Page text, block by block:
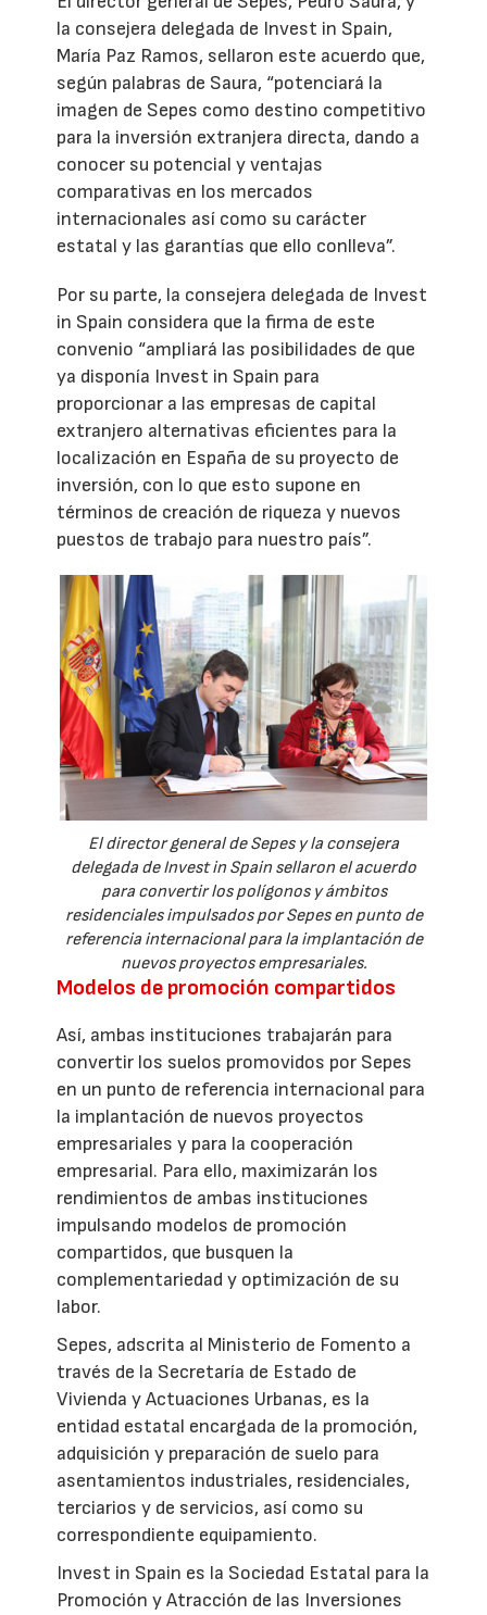
la consejera delegada de Invest in Spain,
María Paz Ramos, sellaron este acuerdo que,
según palabras de Saura, “potenciará la
imagen de Sepes como destino competitivo
para la inversión extranjera directa, dando a
conocer su potencial y ventajas
comparativas en los mercados
internacionales así como su carácter
estatal y las garantías que ello conlleva”.
Por su parte, la consejera delegada de Invest
in Spain considera que la firma de este
convenio “ampliará las posibilidades de que
ya disponía Invest in Spain para
proporcionar a las empresas de capital
extranjero alternativas eficientes para la
localización en España de su proyecto de
inversión, con lo que esto supone en
términos de creación de riqueza y nuevos
puestos de trabajo para nuestro país”.
El director general de Sepes y la consejera
delegada de Invest in Spain sellaron el acuerdo
para convertir los polígonos y ámbitos
residenciales impulsados por Sepes en punto de
referencia internacional para la implantación de
nuevos proyectos empresariales.
Modelos de promoción compartidos
Así, ambas instituciones trabajarán para
convertir los suelos promovidos por Sepes
en un punto de referencia internacional para
la implantación de nuevos proyectos
empresariales y para la cooperación
empresarial. Para ello, maximizarán los
rendimientos de ambas instituciones
impulsando modelos de promoción
compartidos, que busquen la
complementariedad y optimización de su
labor.
Sepes, adscrita al Ministerio de Fomento a
través de la Secretaría de Estado de
Vivienda y Actuaciones Urbanas, es la
entidad estatal encargada de la promoción,
adquisición y preparación de suelo para
asentamientos industriales, residenciales,
terciarios y de servicios, así como su
correspondiente equipamiento.
Invest in Spain es la Sociedad Estatal para la
Promoción y Atracción de las Inversiones